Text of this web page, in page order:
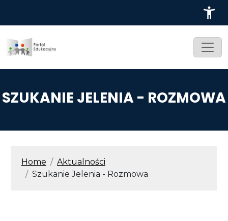
SZUKANIE JELENIA - ROZMOWA
ŚCIEŻKA NAWIGACYJNA
Home
Aktualności
Szukanie Jelenia - Rozmowa